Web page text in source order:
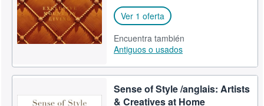
Ver 1 oferta
Encuentra también
Antiguos o usados
Sense of Style /anglais: Artists
& Creatives at Home